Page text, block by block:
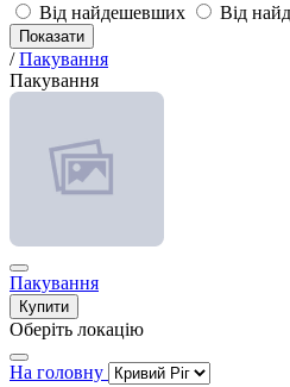
Від найдешевших
Від
Показати
/ Пакування
Пакування
Пакування
Купити
Оберіть локацію
На головну